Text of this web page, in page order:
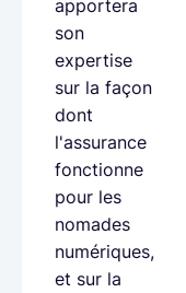
apportera
son
expertise
sur la façon
dont
l'assurance
fonctionne
pour les
nomades
numériques,
et sur la